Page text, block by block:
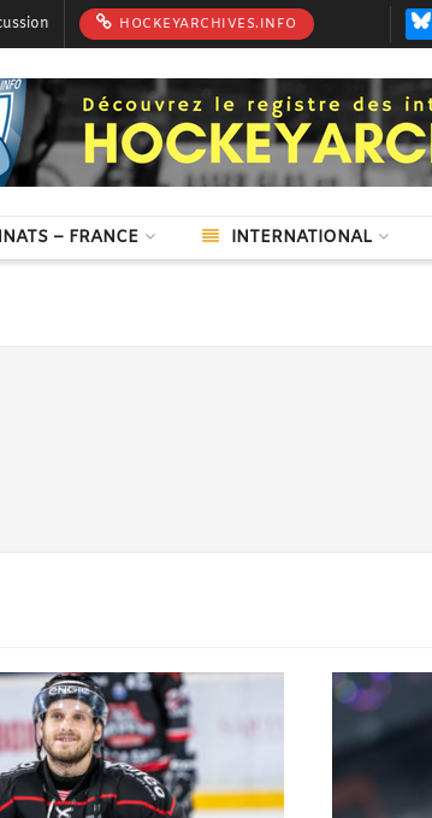
HOCKEYARCHIVES.INFO
– FRANCE INTERNATIONAL